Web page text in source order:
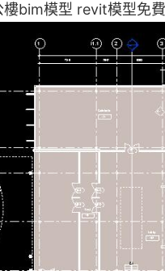
樓bim模型 revit模型免